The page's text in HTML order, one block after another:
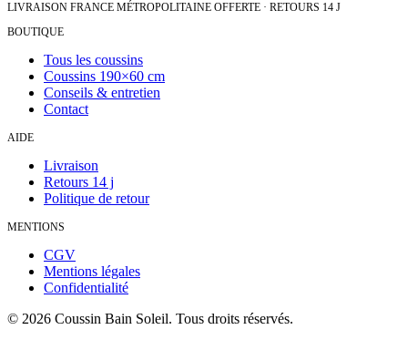
LIVRAISON FRANCE MÉTROPOLITAINE OFFERTE · RETOURS 14 J
BOUTIQUE
Tous les coussins
Coussins 190×60 cm
Conseils & entretien
Contact
AIDE
Livraison
Retours 14 j
Politique de retour
MENTIONS
CGV
Mentions légales
Confidentialité
© 2026 Coussin Bain Soleil. Tous droits réservés.